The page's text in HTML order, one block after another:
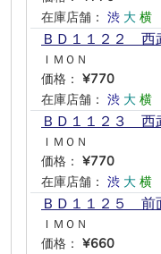
在庫店舗： 渋 大 横
ＢＤ１１２２ 西
ＩＭＯＮ
価格： ¥770
在庫店舗： 渋 大 横
ＢＤ１１２３
ＩＭＯＮ
価格： ¥770
在庫店舗： 渋 大 横
ＢＤ１１２５
ＩＭＯＮ
価格： ¥660